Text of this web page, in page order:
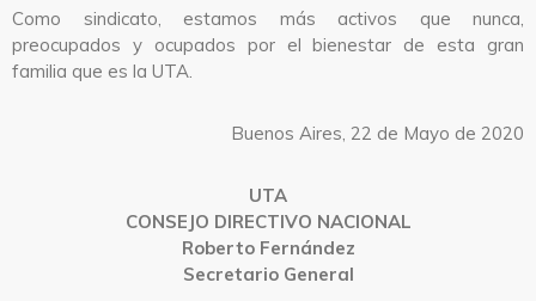
Como sindicato, estamos más activos que nunca,
preocupados y ocupados por el bienestar de esta gran
familia que es la UTA.
Buenos Aires, 22 de Mayo de 2020
UTA
CONSEJO DIRECTIVO NACIONAL
Roberto Fernández
Secretario General